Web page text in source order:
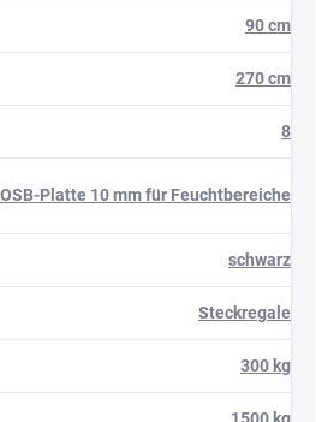
90 cm
270 cm
8
OSB-Platte 10 mm für Feuchtbereiche
schwarz
Steckregale
300 kg